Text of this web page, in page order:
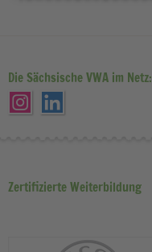
Die Sächsische VWA im Netz:
Zertifizierte Weiterbildung